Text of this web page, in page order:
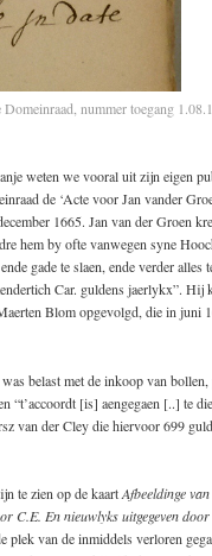
nummer toegang
weten we vooral uit zijn eigen
de ‘Acte voor Jan vander
1665. Jan van der Groen
hem by ofte vanwegen syne
gade te slaen, ende verder alles
Car. guldens jaerlykx”. Hij
Blom opgevolgd, die in juni
belast met de inkoop van bollen,
“t’accoordt [is] aengegaen [..] te
van der Cley die hiervoor 699
te zien op de kaartAfbeeldinge van
C.E. En nieuwlyks uitgegeven
plek van de inmiddels verloren